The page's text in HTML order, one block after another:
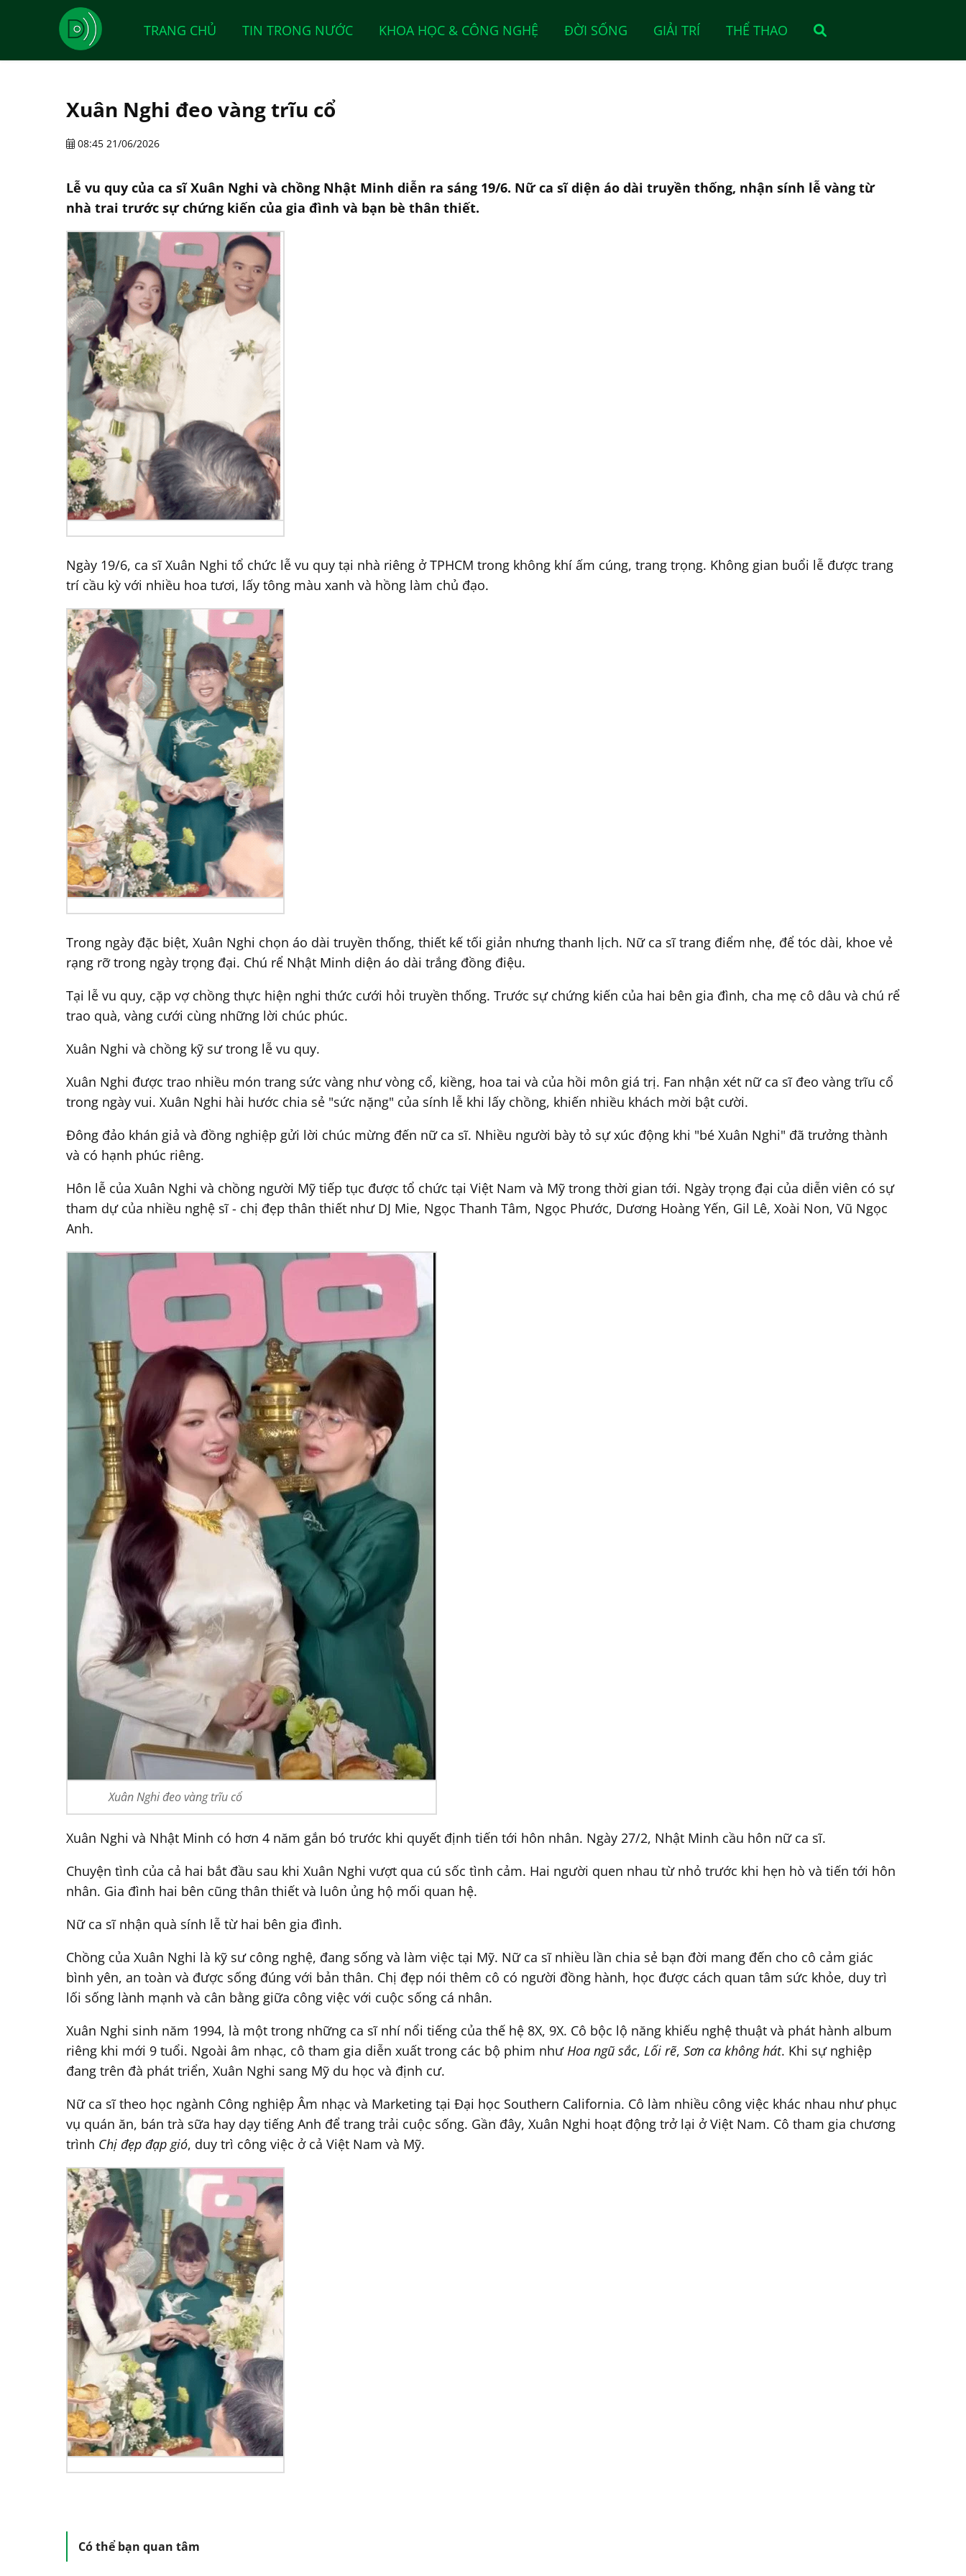
TRANG CHỦ TIN TRONG NƯỚC KHOA HỌC & CÔNG NGHỆ ĐỜI SỐNG GIẢI TRÍ THỂ THAO
Xuân Nghi đeo vàng trĩu cổ
08:45 21/06/2026
Lễ vu quy của ca sĩ Xuân Nghi và chồng Nhật Minh diễn ra sáng 19/6. Nữ ca sĩ diện áo dài truyền thống, nhận sính lễ vàng từ
nhà trai trước sự chứng kiến của gia đình và bạn bè thân thiết.
Ngày 19/6, ca sĩ Xuân Nghi tổ chức lễ vu quy tại nhà riêng ở TPHCM trong không khí ấm cúng, trang trọng. Không gian buổi lễ được trang
trí cầu kỳ với nhiều hoa tươi, lấy tông màu xanh và hồng làm chủ đạo.
Trong ngày đặc biệt, Xuân Nghi chọn áo dài truyền thống, thiết kế tối giản nhưng thanh lịch. Nữ ca sĩ trang điểm nhẹ, để tóc dài, khoe vẻ
rạng rỡ trong ngày trọng đại. Chú rể Nhật Minh diện áo dài trắng đồng điệu.
Tại lễ vu quy, cặp vợ chồng thực hiện nghi thức cưới hỏi truyền thống. Trước sự chứng kiến của hai bên gia đình, cha mẹ cô dâu và chú rể
trao quà, vàng cưới cùng những lời chúc phúc.
Xuân Nghi và chồng kỹ sư trong lễ vu quy.
Xuân Nghi được trao nhiều món trang sức vàng như vòng cổ, kiềng, hoa tai và của hồi môn giá trị. Fan nhận xét nữ ca sĩ đeo vàng trĩu cổ
trong ngày vui. Xuân Nghi hài hước chia sẻ "sức nặng" của sính lễ khi lấy chồng, khiến nhiều khách mời bật cười.
Đông đảo khán giả và đồng nghiệp gửi lời chúc mừng đến nữ ca sĩ. Nhiều người bày tỏ sự xúc động khi "bé Xuân Nghi" đã trưởng thành
và có hạnh phúc riêng.
Hôn lễ của Xuân Nghi và chồng người Mỹ tiếp tục được tổ chức tại Việt Nam và Mỹ trong thời gian tới. Ngày trọng đại của diễn viên có sự
tham dự của nhiều nghệ sĩ - chị đẹp thân thiết như DJ Mie, Ngọc Thanh Tâm, Ngọc Phước, Dương Hoàng Yến, Gil Lê, Xoài Non, Vũ Ngọc
Anh.
Xuân Nghi đeo vàng trĩu cổ
Xuân Nghi và Nhật Minh có hơn 4 năm gắn bó trước khi quyết định tiến tới hôn nhân. Ngày 27/2, Nhật Minh cầu hôn nữ ca sĩ.
Chuyện tình của cả hai bắt đầu sau khi Xuân Nghi vượt qua cú sốc tình cảm. Hai người quen nhau từ nhỏ trước khi hẹn hò và tiến tới hôn
nhân. Gia đình hai bên cũng thân thiết và luôn ủng hộ mối quan hệ.
Nữ ca sĩ nhận quà sính lễ từ hai bên gia đình.
Chồng của Xuân Nghi là kỹ sư công nghệ, đang sống và làm việc tại Mỹ. Nữ ca sĩ nhiều lần chia sẻ bạn đời mang đến cho cô cảm giác
bình yên, an toàn và được sống đúng với bản thân. Chị đẹp nói thêm cô có người đồng hành, học được cách quan tâm sức khỏe, duy trì
lối sống lành mạnh và cân bằng giữa công việc với cuộc sống cá nhân.
Xuân Nghi sinh năm 1994, là một trong những ca sĩ nhí nổi tiếng của thế hệ 8X, 9X. Cô bộc lộ năng khiếu nghệ thuật và phát hành album
riêng khi mới 9 tuổi. Ngoài âm nhạc, cô tham gia diễn xuất trong các bộ phim như Hoa ngũ sắc, Lối rẽ, Sơn ca không hát. Khi sự nghiệp
đang trên đà phát triển, Xuân Nghi sang Mỹ du học và định cư.
Nữ ca sĩ theo học ngành Công nghiệp Âm nhạc và Marketing tại Đại học Southern California. Cô làm nhiều công việc khác nhau như phục
vụ quán ăn, bán trà sữa hay dạy tiếng Anh để trang trải cuộc sống. Gần đây, Xuân Nghi hoạt động trở lại ở Việt Nam. Cô tham gia chương
trình Chị đẹp đạp gió, duy trì công việc ở cả Việt Nam và Mỹ.
Có thể bạn quan tâm